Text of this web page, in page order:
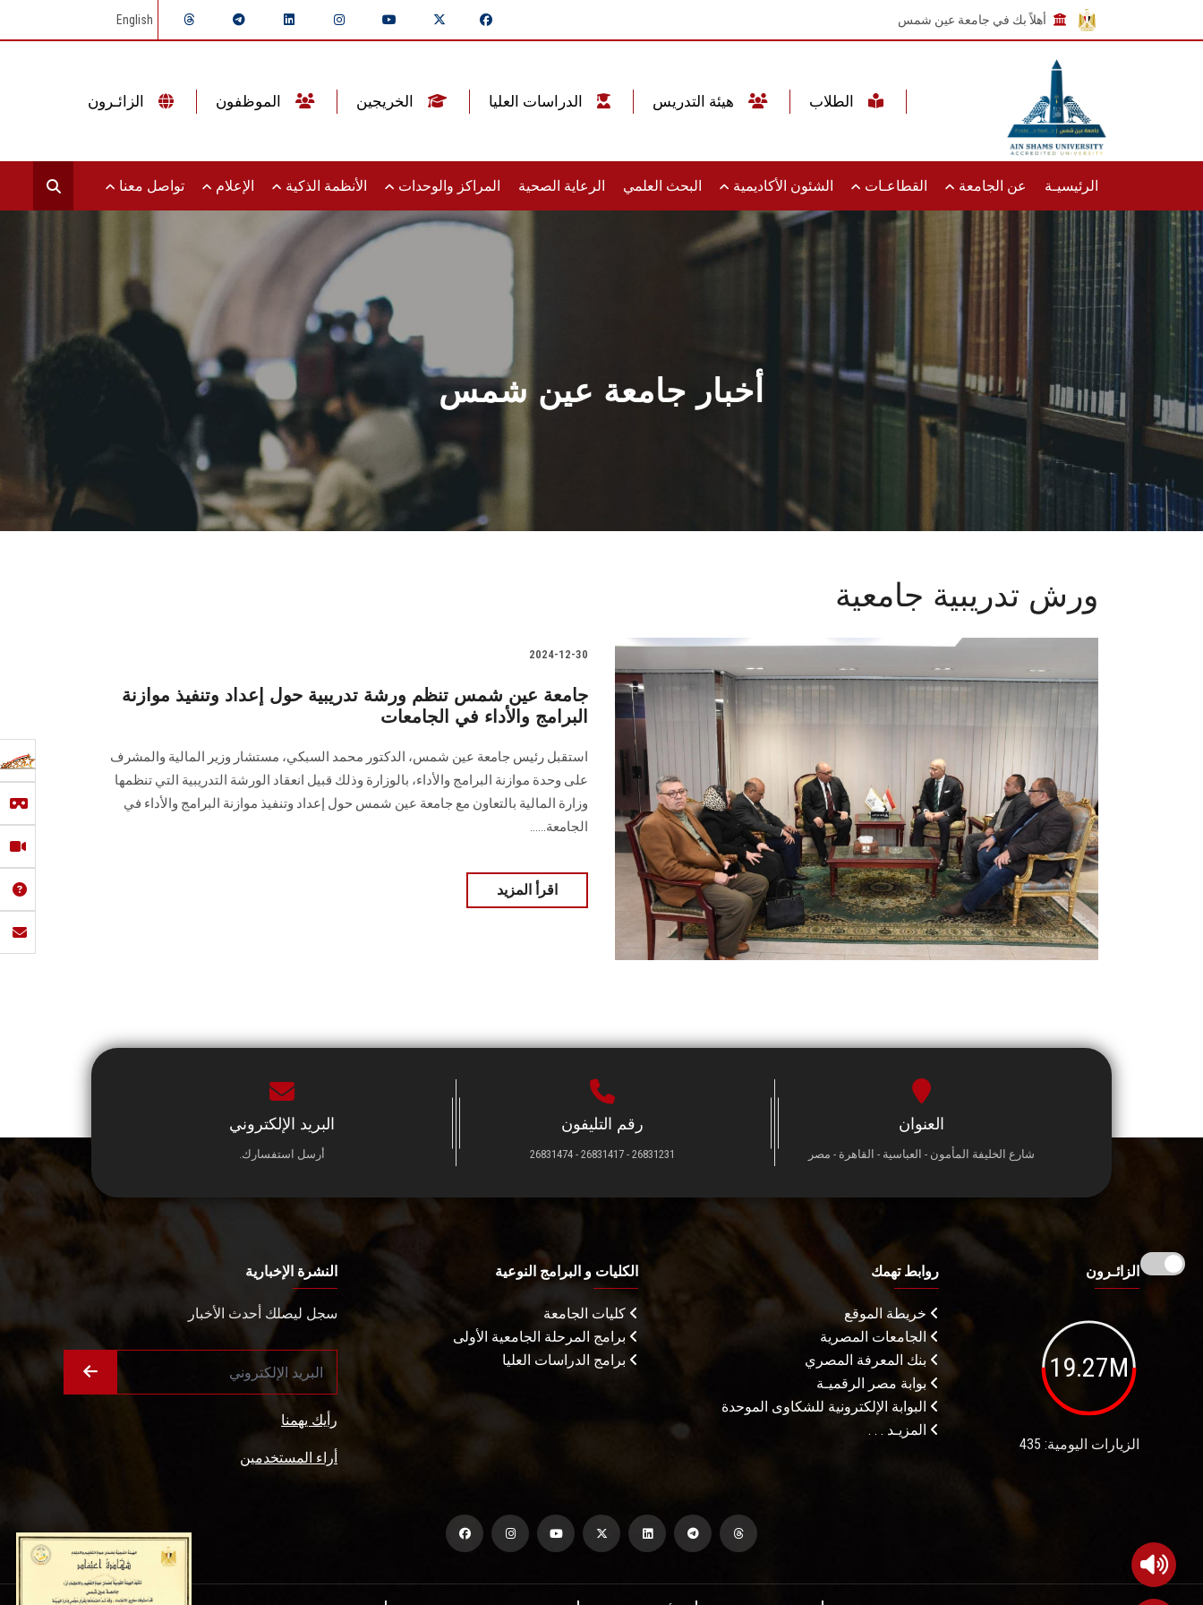
أهلاً بك في جامعة عين شمس English
الرئيسيـة عن الجامعة القطاعـات الشئون الأكاديمية البحث العلمي الرعاية الصحية المراكز والوحدات الأنظمة الذكية الإعلام تواصل معنا
أخبار جامعة عين شمس
ورش تدريبية جامعية
2024-12-30
جامعة عين شمس تنظم ورشة تدريبية حول إعداد وتنفيذ موازنة
البرامج والأداء في الجامعات
استقبل رئيس جامعة عين شمس، الدكتور محمد ‏السبكي، مستشار وزير المالية والمشرف
على وحدة موازنة البرامج والأداء، بالوزارة وذلك قبيل ‏انعقاد الورشة التدريبية‎ ‎التي تنظمها
وزارة المالية بالتعاون مع جامعة عين شمس حول إعداد ‏وتنفيذ موازنة البرامج والأداء في
الجامعة‎.‎.....
اقرأ المزيد
العنوان
شارع الخليفة المأمون - العباسية - القاهرة - مصر
رقم التليفون
26831231 - 26831417 - 26831474
البريد الإلكتروني
أرسل استفسارك.
الزائـرون
19.27M
الزيارات اليومية: 435
روابط تهمك
خريطة الموقع
الجامعات المصرية
بنك المعرفة المصري
بوابة مصر الرقميـة
البوابة الإلكترونية للشكاوى الموحدة
المزيـد . . .
الكليات و البرامج النوعية
كليات الجامعة
برامج المرحلة الجامعية الأولى
برامج الدراسات العليا
النشرة الإخبارية
سجل ليصلك أحدث الأخبار
رأيك يهمنا
أراء المستخدمين